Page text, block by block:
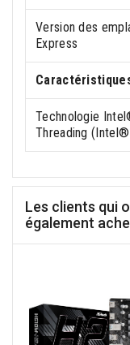
Version des
Express
Technologie
Threading
Les clients qui
également